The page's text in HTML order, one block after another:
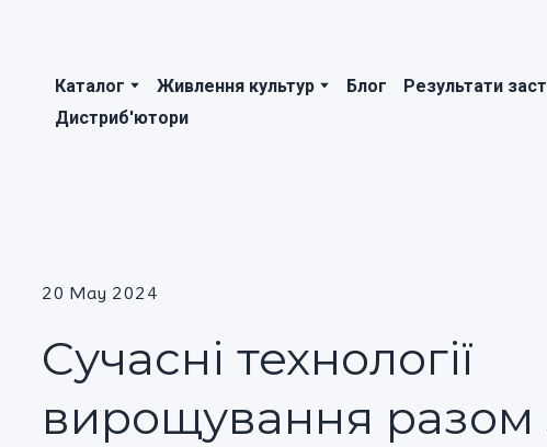
Каталог Живлення культур Блог Результати
Дистриб'ютори
20 May 2024
Сучасні технології
вирощування